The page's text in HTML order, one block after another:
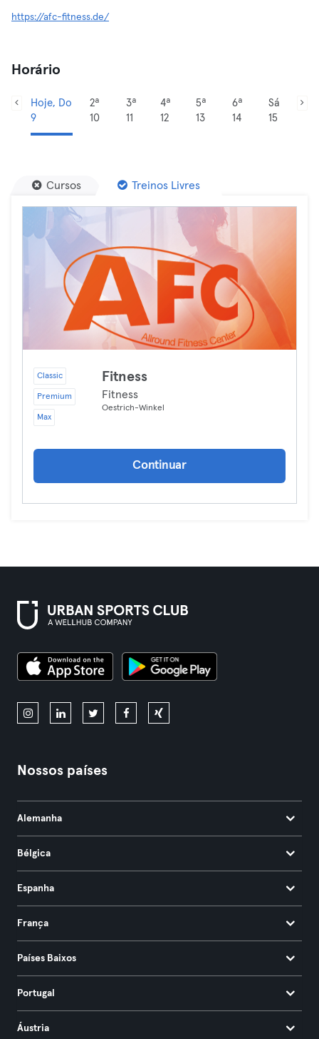
https://afc-fitness.de/
Horário
Hoje, Do
9
2ª
10
3ª
11
4ª
12
5ª
13
6ª
14
Sá
15
Cursos Treinos Livres
Classic
Premium
Max
Fitness
Fitness
Oestrich-Winkel
Continuar
Nossos países
Alemanha
Bélgica
Espanha
França
Países Baixos
Portugal
Áustria